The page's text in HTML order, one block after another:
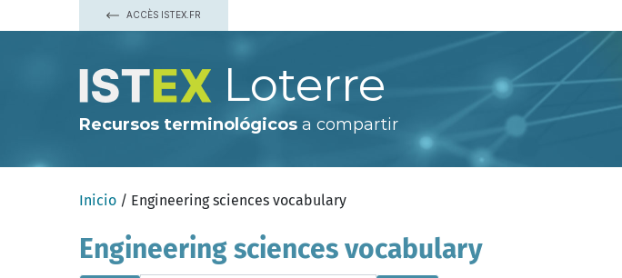
ACCÈS ISTEX.FR
Loterre
Recursos terminológicos a compartir
Inicio / Engineering sciences vocabulary
Engineering sciences vocabulary